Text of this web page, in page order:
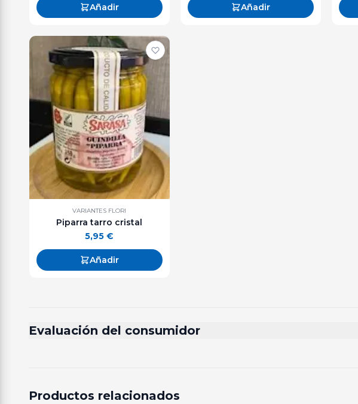
Añadir Añadir
VARIANTES FLORI
Piparra tarro cristal
5,95€
Añadir
Evaluación del consumidor
Productos relacionados